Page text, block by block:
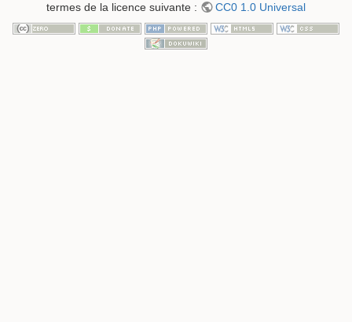
termes de la licence suivante :
CC0 1.0 Universal